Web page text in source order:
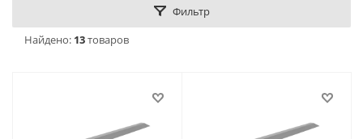
Фильтр
Найдено: 13товаров